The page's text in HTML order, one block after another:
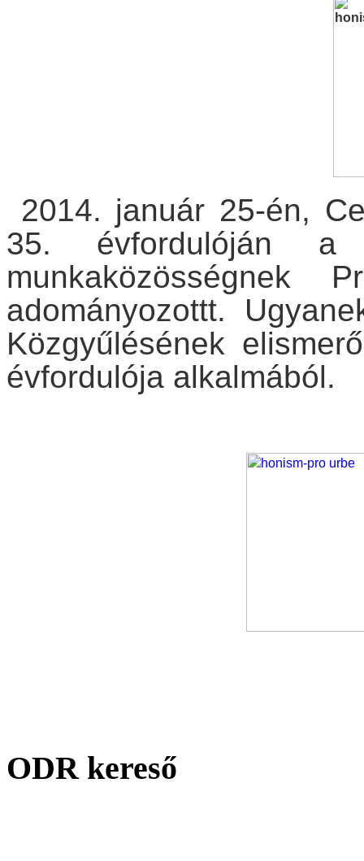
2014. január 25-én,
35. évfordulóján a
munkaközösségnek
adományozottt.
Közgyűlésének
évfordulója alkalmából.
ODR kereső